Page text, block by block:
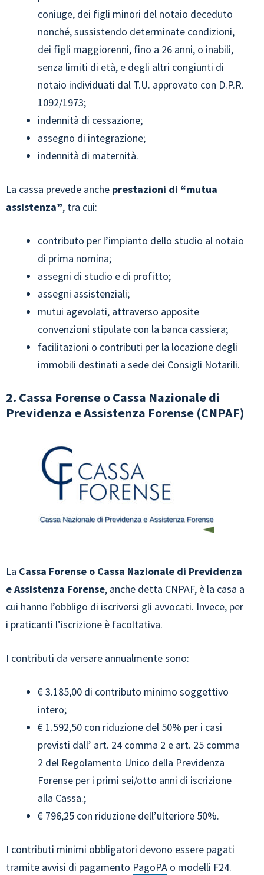
coniuge, dei figli minori del notaio deceduto
nonché, sussistendo determinate condizioni,
dei figli maggiorenni, fino a 26 anni, o inabili,
senza limiti di età, e degli altri congiunti di
notaio individuati dal T.U. approvato con D.P.R.
1092/1973;
indennità di cessazione;
assegno di integrazione;
indennità di maternità.
La cassa prevede anche prestazioni di “mutua
assistenza”, tra cui:
contributo per l’impianto dello studio al notaio
di prima nomina;
assegni di studio e di profitto;
assegni assistenziali;
mutui agevolati, attraverso apposite
convenzioni stipulate con la banca cassiera;
facilitazioni o contributi per la locazione degli
immobili destinati a sede dei Consigli Notarili.
2. Cassa Forense o Cassa Nazionale di
Previdenza e Assistenza Forense (CNPAF)
La Cassa Forense o Cassa Nazionale di Previdenza
e Assistenza Forense, anche detta CNPAF, è la casa a
cui hanno l’obbligo di iscriversi gli avvocati. Invece, per
i praticanti l’iscrizione è facoltativa.
I contributi da versare annualmente sono:
€ 3.185,00 di contributo minimo soggettivo
intero;
€ 1.592,50 con riduzione del 50% per i casi
previsti dall’ art. 24 comma 2 e art. 25 comma
2 del Regolamento Unico della Previdenza
Forense per i primi sei/otto anni di iscrizione
alla Cassa.;
€ 796,25 con riduzione dell’ulteriore 50%.
I contributi minimi obbligatori devono essere pagati
tramite avvisi di pagamento PagoPA o modelli F24.